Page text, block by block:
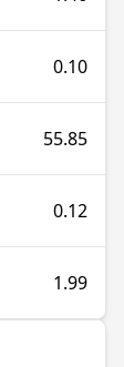
0.10
55.85
0.12
1.99